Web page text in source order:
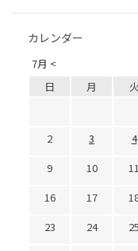
カレンダー
7月 <
日 月 火
2
3 4
9
10 11
16
17
23
24 25